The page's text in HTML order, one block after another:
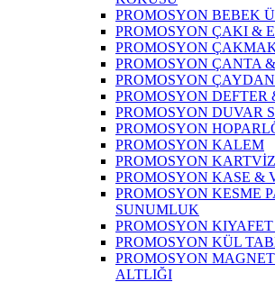
PROMOSYON BEBEK
PROMOSYON ÇAKI &
PROMOSYON
PROMOSYON ÇANTA
PROMOSYON
PROMOSYON DEFTER
PROMOSYON DUVAR
PROMOSYON
PROMOSYON KALEM
PROMOSYON
PROMOSYON KASE &
PROMOSYON KESME
SUNUMLUK
PROMOSYON
PROMOSYON KÜL
PROMOSYON
ALTLIĞI